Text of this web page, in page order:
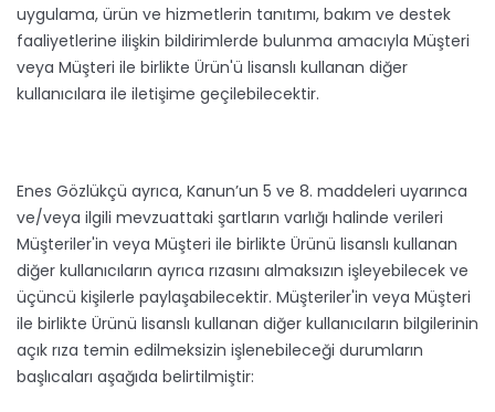
uygulama, ürün ve hizmetlerin tanıtımı, bakım ve destek
faaliyetlerine ilişkin bildirimlerde bulunma amacıyla Müşteri
veya Müşteri ile birlikte Ürün'ü lisanslı kullanan diğer
kullanıcılara ile iletişime geçilebilecektir.
Enes Gözlükçü ayrıca, Kanun’un 5 ve 8. maddeleri uyarınca
ve/veya ilgili mevzuattaki şartların varlığı halinde verileri
Müşteriler'in veya Müşteri ile birlikte Ürünü lisanslı kullanan
diğer kullanıcıların ayrıca rızasını almaksızın işleyebilecek ve
üçüncü kişilerle paylaşabilecektir. Müşteriler'in veya Müşteri
ile birlikte Ürünü lisanslı kullanan diğer kullanıcıların bilgilerinin
açık rıza temin edilmeksizin işlenebileceği durumların
başlıcaları aşağıda belirtilmiştir: